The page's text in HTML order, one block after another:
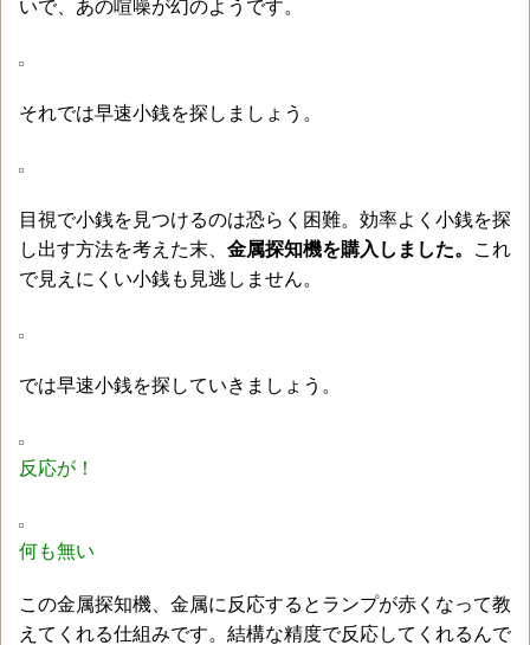
いで、あの喧噪が幻のようです。
それでは早速小銭を探しましょう。
目視で小銭を見つけるのは恐らく困難。効率よく小銭を探
し出す方法を考えた末、 金属探知機を購入しました。
これ
で見えにくい小銭も見逃しません。
では早速小銭を探していきましょう。
反応が！
何も無い
この金属探知機、金属に反応するとランプが赤くなって教
えてくれる仕組みです。結構な精度で反応してくれるんで